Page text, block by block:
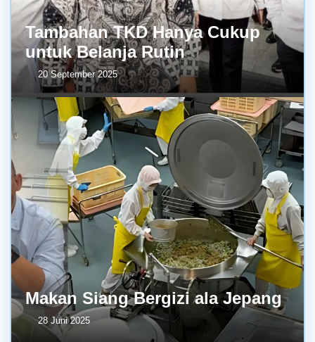
Tambahan TKD Hanya Cukup
untuk Belanja Rutin
20 September 2025
Makan Siang Bergizi ala Jepang
28 Juni 2025